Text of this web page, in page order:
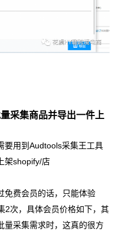
采集商品并导出一件上
要用到Audtools采集王工具
架shopify/店
免费会员的话，只能体验
2次，具体会员价格如下，其
量采集需求时，这真的很方